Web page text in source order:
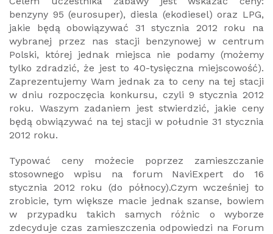
benzyny 95 (eurosuper), diesla (ekodiesel) oraz LPG,
jakie będą obowiązywać 31 stycznia 2012 roku na
wybranej przez nas stacji benzynowej w centrum
Polski, której jednak miejsca nie podamy (możemy
tylko zdradzić, że jest to 40-tysięczna miejscowość).
Zaprezentujemy Wam jednak za to ceny na tej stacji
w dniu rozpoczęcia konkursu, czyli 9 stycznia 2012
roku. Waszym zadaniem jest stwierdzić, jakie ceny
będą obwiązywać na tej stacji w południe 31 stycznia
2012 roku.
Typować ceny możecie poprzez zamieszczanie
stosownego wpisu na forum NaviExpert do 16
stycznia 2012 roku (do północy).Czym wcześniej to
zrobicie, tym większe macie jednak szanse, bowiem
w przypadku takich samych różnic o wyborze
zdecyduje czas zamieszczenia odpowiedzi na Forum